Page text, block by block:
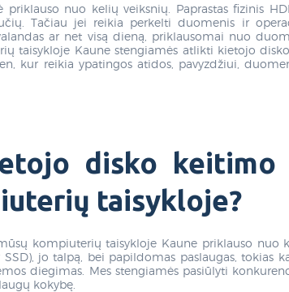
nuo kelių veiksnių. Paprastas fizinis
Tačiau jei reikia perkelti duomenis ir
ar net visą dieną, priklausomai nuo
taisykloje Kaune stengiamės atlikti kietojo
kur reikia ypatingos atidos, pavyzdžiui,
disko keitimo
taisykloje?
kompiuterių taisykloje Kaune priklauso nuo
jo talpą, bei papildomas paslaugas, tokias
diegimas. Mes stengiamės pasiūlyti
kokybę.